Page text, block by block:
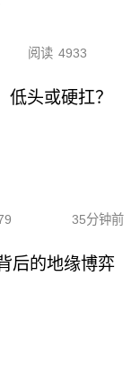
阅读 4933
头或硬扛？
35分钟前
后的地缘博弈